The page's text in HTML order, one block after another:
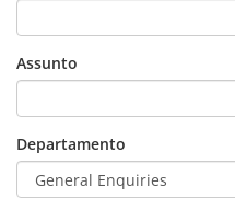
Assunto
Departamento